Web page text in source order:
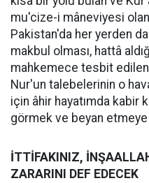
mu'cize-i mâneviyesi
Pakistan'da her yerden
makbul olması, hattâ
mahkemece tesbit
Nur'un talebelerinin o
için âhir hayatımda kabir
görmek ve beyan
İTTİFAKINIZ,
ZARARINI DEF EDECEK